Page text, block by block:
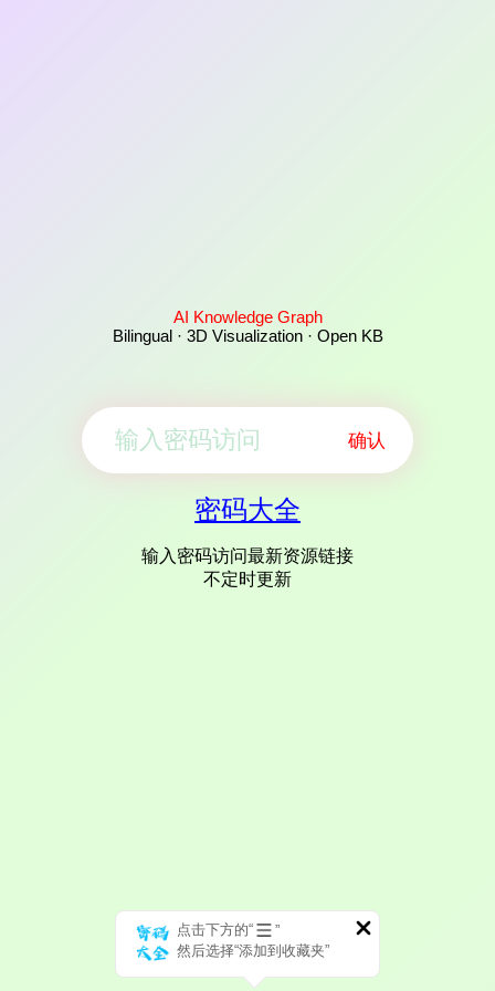
AI Knowledge Graph
Bilingual · 3D Visualization · Open KB
确认
密码大全
输入密码访问最新资源链接
不定时更新
点击下方的“
”
然后选择“添加到收藏夹”